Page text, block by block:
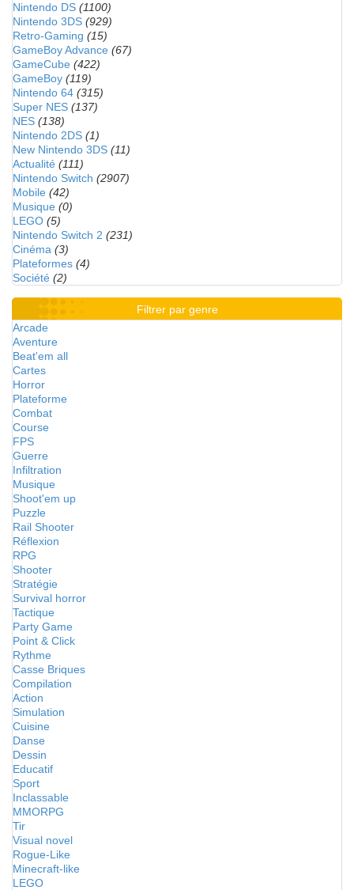
Nintendo DS (1100)
Nintendo 3DS (929)
Retro-Gaming (15)
GameBoy Advance (67)
GameCube (422)
GameBoy (119)
Nintendo 64 (315)
Super NES (137)
NES (138)
Nintendo 2DS (1)
New Nintendo 3DS (11)
Actualité (111)
Nintendo Switch (2907)
Mobile (42)
Musique (0)
LEGO (5)
Nintendo Switch 2 (231)
Cinéma (3)
Plateformes (4)
Société (2)
Filtrer par genre
Arcade
Aventure
Beat'em all
Cartes
Horror
Plateforme
Combat
Course
FPS
Guerre
Infiltration
Musique
Shoot'em up
Puzzle
Rail Shooter
Réflexion
RPG
Shooter
Stratégie
Survival horror
Tactique
Party Game
Point & Click
Rythme
Casse Briques
Compilation
Action
Simulation
Cuisine
Danse
Dessin
Educatif
Sport
Inclassable
MMORPG
Tir
Visual novel
Rogue-Like
Minecraft-like
LEGO